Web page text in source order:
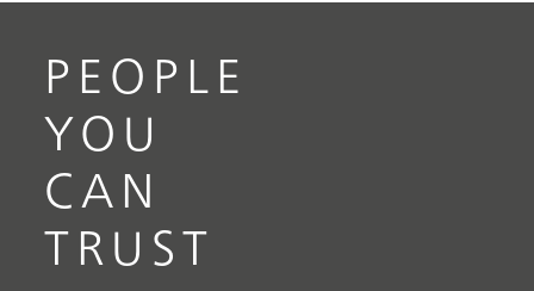
PEOPLE
YOU
CAN
TRUST